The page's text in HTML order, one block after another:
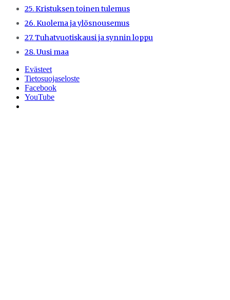
25. Kristuksen toinen tulemus
26. Kuolema ja ylösnousemus
27. Tuhatvuotiskausi ja synnin loppu
28. Uusi maa
Evästeet
Tietosuojaseloste
Facebook
YouTube